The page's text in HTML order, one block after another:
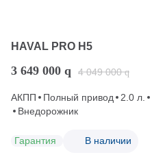
HAVAL PRO H5
3 649 000 q 4 049 000 q
АКПП Полный привод 2.0 л.
Внедорожник
Гарантия В наличии